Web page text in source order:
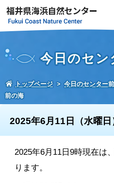
今日のセン
トップページ 今日のセンター
前の海
2025年6月11日（水曜日
2025年6月11日9時現在は
ります。